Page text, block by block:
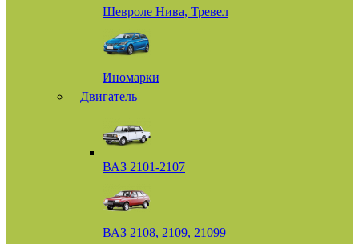
Шевроле Нива, Тревел
Иномарки
Двигатель
ВАЗ 2101-2107
ВАЗ 2108, 2109, 21099